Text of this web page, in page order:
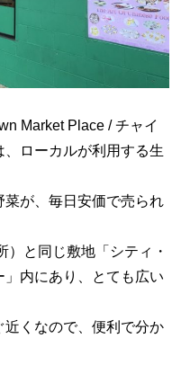
Market Place / チャイ
ローカルが利用する生
が、毎日安価で売られ
）と同じ敷地「シティ・
内にあり、とても広い
近くなので、便利で分か